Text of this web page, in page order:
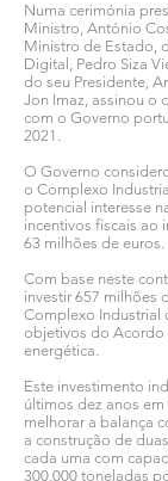
Numa cerimónia
Ministro, António
Ministro de Estado,
Digital, Pedro Siza
do seu Presidente,
Jon Imaz, assinou o
com o Governo
2021.
O Governo
o Complexo
potencial interesse
incentivos fiscais ao
63 milhões de euros.
Com base neste
investir 657 milhões
Complexo Industrial
objetivos do Acordo
energética.
Este investimento
últimos dez anos
melhorar a balança
a construção de
cada uma com
300.000 toneladas